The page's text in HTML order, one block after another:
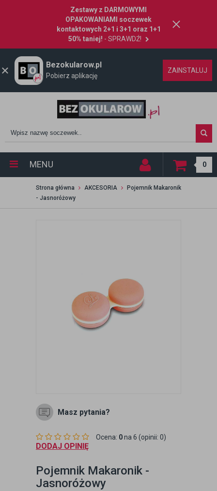
Zestawy z DARMOWYMI
OPAKOWANIAMI soczewek
kontaktowych 2+1 i 3+1 oraz 1+1
50% taniej! - SPRAWDŹ!
Bezokularow.pl
Pobierz aplikację
ZAINSTALUJ
MENU 0
Strona główna AKCESORIA
Pojemnik Makaronik
- Jasnoróżowy
Masz pytania?
Ocena: 0na 6 (opinii: 0)
DODAJ OPINIĘ
Pojemnik Makaronik -
Jasnoróżowy